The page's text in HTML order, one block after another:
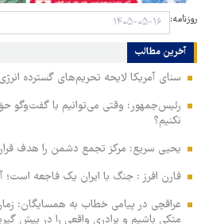
روزنامه:
آخرین مطالب
سنای آمریکا لایحه تحریم‌های گسترده
رئیس‌جمهور: وقتی می‌توانیم با گفت‌وگو حق
نکنیم؟
یحیی سریع: مرکز تجمع دشمن را هدف
فارن افرز : جنگ با ایران یک فاجعه است؛
عراقچی در پیامی خطاب به همسایگان:
متکی باشیم و برادری واقعی را در پیش